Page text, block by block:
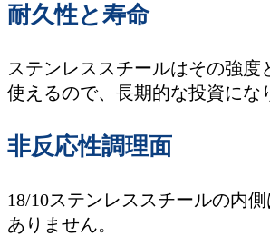
耐久性と寿命
ステンレススチールはその強
使えるので、長期的な投資にな
非反応性調理面
18/10ステンレススチールの内
ありません。